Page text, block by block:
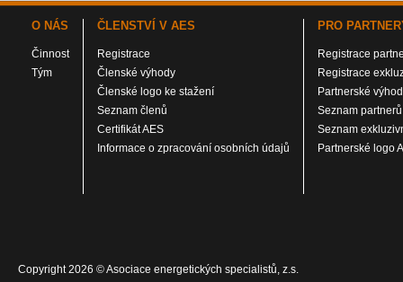
O NÁS
Činnost
Tým
ČLENSTVÍ V AES
Registrace
Členské výhody
Členské logo ke stažení
Seznam členů
Certifikát AES
Informace o zpracování osobních údajů
PRO
Registrace
Registrace
Partnerské
Seznam partnerů
Seznam
Partnerské logo
Copyright 2026 © Asociace energetických specialistů, z.s.